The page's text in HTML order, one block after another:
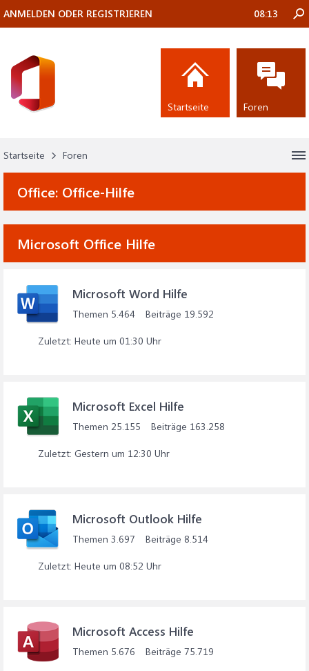
Startseite Foren
Office: Office-Hilfe
Microsoft Office Hilfe
Microsoft Word Hilfe
Themen 5.464 Beiträge 19.592
Heute um 01:30 Uhr
Microsoft Excel Hilfe
Themen 25.155 Beiträge 163.258
Gestern um 12:30 Uhr
Microsoft Outlook Hilfe
Themen 3.697 Beiträge 8.514
Heute um 08:52 Uhr
Microsoft Access Hilfe
Themen 5.676 Beiträge 75.719
ANMELDEN ODER REGISTRIEREN 08:13
Startseite Foren